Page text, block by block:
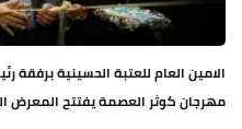
الامين العام للعتبة الحسينية
مهرجان كوثر العصمة يفتتح المعرض